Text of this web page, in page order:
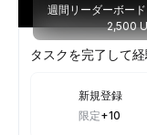
週間リーダーボー
2,500
タスクを完了して
新規登録
限定+10